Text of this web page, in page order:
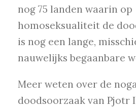
nog 75 landen waarin op
homoseksualiteit de
is nog een lange,
nauwelijks begaanbare
Meer weten over de
doodsoorzaak van Pjotr